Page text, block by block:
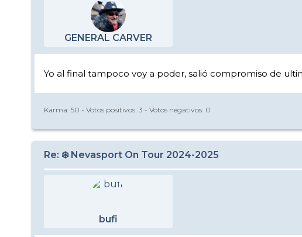
GENERAL CARVER
Yo al final tampoco voy a poder, salió compromiso de
Karma: 50 - Votos positivos: 3 - Votos negativos: 0
Re: ❄️ Nevasport On Tour 2024-2025
bufi